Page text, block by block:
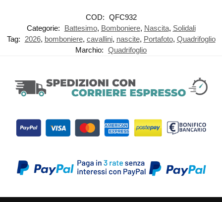
COD: QFC932
Categorie:
Battesimo, Bomboniere, Nascita, Solidali
Tag:
2026, bomboniere, cavallini, nascite, Portafoto, Quadrifoglio
Marchio: Quadrifoglio